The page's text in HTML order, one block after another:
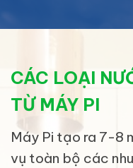
CÁC LOẠI
TỪ MÁY PI
Máy Pi tạo ra 7-8
vụ toàn bộ các